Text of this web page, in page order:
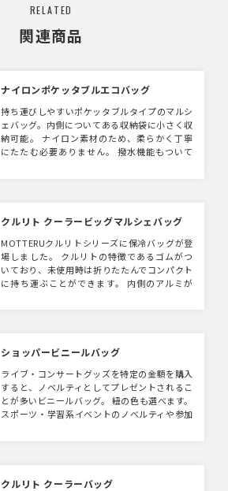
RELATED
関連商品
ナイロンポケッタブルエコバッグ
持ち運びしやすいポケッタブルタイプのマルシ
ェバッグ。内側についてある収納袋に小さく収
納可能。 ナイロン素材のため、柔らかく丁寧
にたたむ必要ありません。 撥水機能もついて
クルリト クーラービッグマルシェバッグ
MOTTERUクルリトシリーズに保冷バッグが登
場しました。 クルリトの特徴であるゴムがつ
いており、未使用時は折りたたんでコンパクト
に持ち運ぶことができます。 内側のアルミが
できるので物の出し入れがしやすく、外側につ
開けたい時に、傘等を引っ掛けることが出来る
など、機能性にこだわったお買い物バッグで
す。 レジカゴ対応の大容量サイズとなっており
ます。 成約記念品やポイント交換の記念品と
ショッパービニールバッグ
ライブ・コンサートグッズを特定の金額を購入
すると、ノベルティとしてプレゼントされるこ
とが多いビニールバッグ。 紐の色も選べます。
スポーツ・学習系イベントのノベルティや参加
クルリト クーラーバッグ